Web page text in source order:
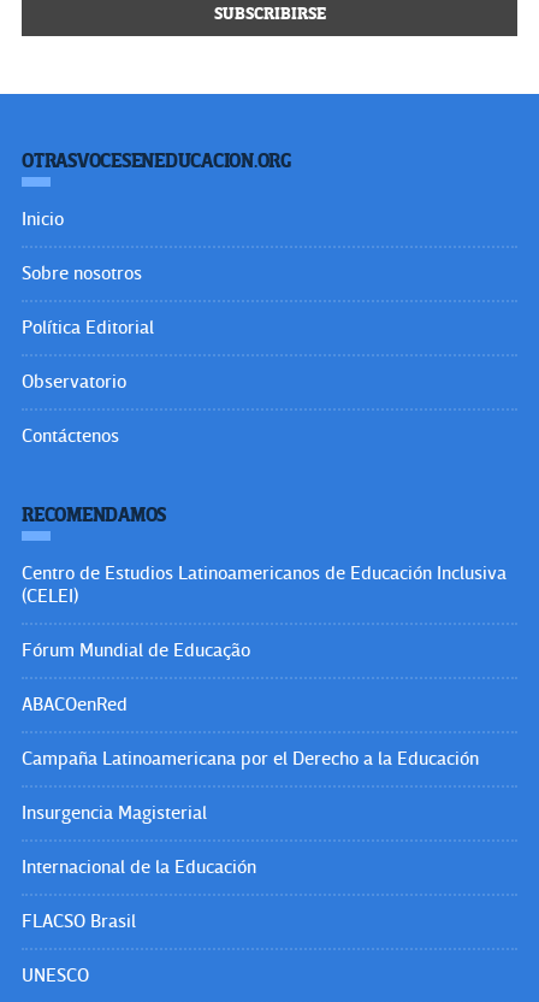
OTRASVOCESENEDUCACION.ORG
Inicio
Sobre nosotros
Política Editorial
Observatorio
Contáctenos
RECOMENDAMOS
Centro de Estudios Latinoamericanos de Educación Inclusiva
(CELEI)
Fórum Mundial de Educação
ABACOenRed
Campaña Latinoamericana por el Derecho a la Educación
Insurgencia Magisterial
Internacional de la Educación
FLACSO Brasil
UNESCO